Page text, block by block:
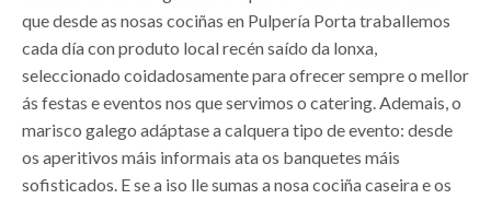
que desde as nosas cociñas en Pulpería Porta traballemos
cada día con produto local recén saído da lonxa,
seleccionado coidadosamente para ofrecer sempre o mellor
ás festas e eventos nos que servimos o catering. Ademais, o
marisco galego adáptase a calquera tipo de evento: desde
os aperitivos máis informais ata os banquetes máis
sofisticados. E se a iso lle sumas a nosa cociña caseira e os